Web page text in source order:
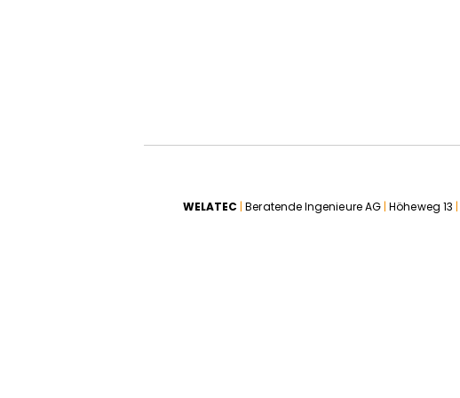
WELATEC | Beratende Ingenieure AG | Höheweg 13 |